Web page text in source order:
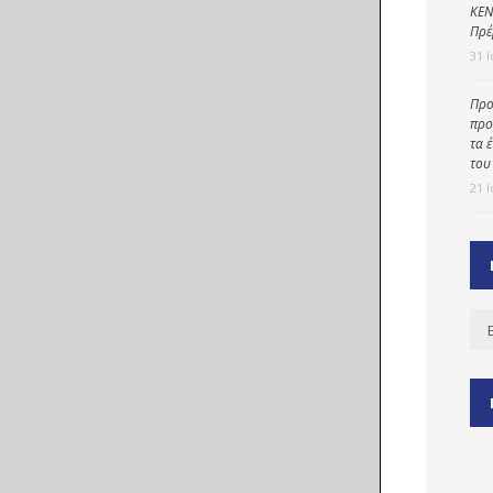
31
τα
21